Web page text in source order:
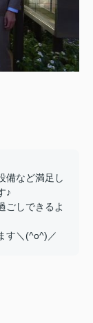
備など満足し
♪
ごしできるよ
す＼(^o^)／